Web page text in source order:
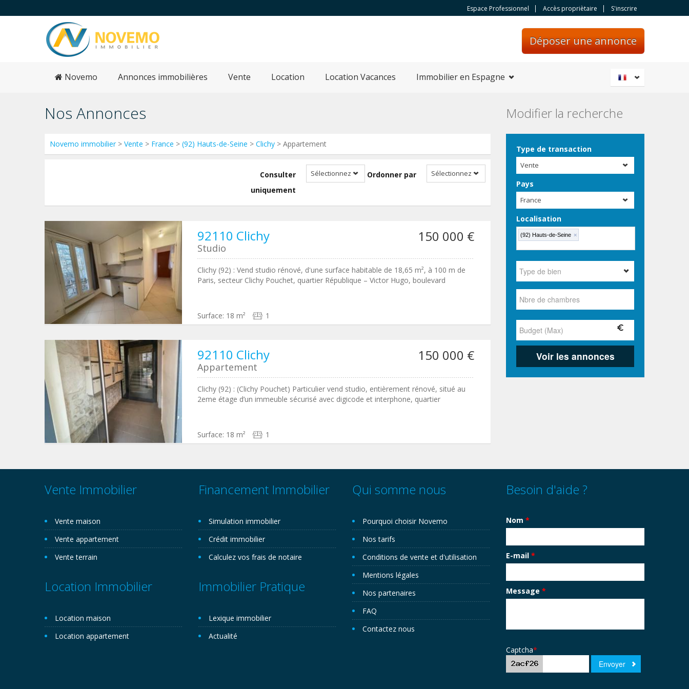
Espace Professionnel Accès propriètaire S'inscrire
Déposer une annonce
Novemo Annonces immobilières Vente Location Location Vacances Immobilier en Espagne
Nos Annonces
Novemo immobilier> Vente > France > (92) Hauts-de-Seine > Clichy > Appartement
Ordonner par Sélectionnez
Consulter
uniquement
Sélectionnez
92110 Clichy 150 000 €
Studio
Clichy (92) : Vend studio rénové, d'une surface habitable de 18,65 m², à 100 m de
Paris, secteur Clichy Pouchet, quartier République – Victor Hugo, boulevard
Surface: 18 m² 1
92110 Clichy 150 000 €
Appartement
Clichy (92) : (Clichy Pouchet) Particulier vend studio, entièrement rénové, situé au
2eme étage d’un immeuble sécurisé avec digicode et interphone, quartier
Surface: 18 m² 1
Modifier la recherche
Type de transaction
Vente
Pays
France
Localisation
(92) Hauts-de-Seine ×
Vente Immobilier
Vente maison
Vente appartement
Vente terrain
Location Immobilier
Location maison
Location appartement
Financement Immobilier
Simulation immobilier
Crédit immobilier
Calculez vos frais de notaire
Immobilier Pratique
Lexique immobilier
Actualité
Qui somme nous
Pourquoi choisir Novemo
Nos tarifs
Conditions de vente et d'utilisation
Mentions légales
Nos partenaires
FAQ
Contactez nous
Besoin d'aide ?
Nom *
E-mail *
Message *
Captcha*